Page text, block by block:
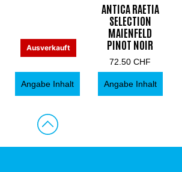
Ausverkauft
Angabe Inhalt
ANTICA RAETIA
SELECTION
MAIENFELD
PINOT NOIR
72.50CHF
Angabe Inhalt